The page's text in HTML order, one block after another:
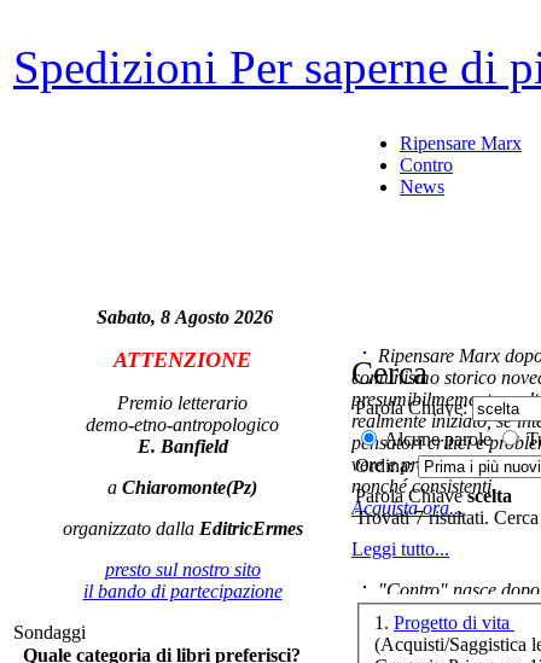
di
Spedizioni Per saperne di
Sabato, 8 Agosto 2026
ATTENZIONE
Premio letterario
demo-etno-antropologico
E. Banfield
a Chiaromonte(Pz)
organizzato dalla EditricErmes
presto sul nostro sito
il bando di partecipazione
Sondaggi
Quale categoria di libri preferisci?
Ripensare Marx
Contro
News
Ripensare Marx
comunismo storico
presumibilmemente
realmente iniziato, se
pensatori critici e
vere e proprie correnti
nonché consistenti.
Acquista ora...
Leggi tutto...
"Contro" nasce
cominciato con la
ripensaremarx. i saggi
questa collaborazione
Cerca
Parola Chiave:
Alcune parole
Ordina:
Parola Chiavescelta
Trovati 7 risultati.
1. Progetto di vita
(Acquisti/Saggistica